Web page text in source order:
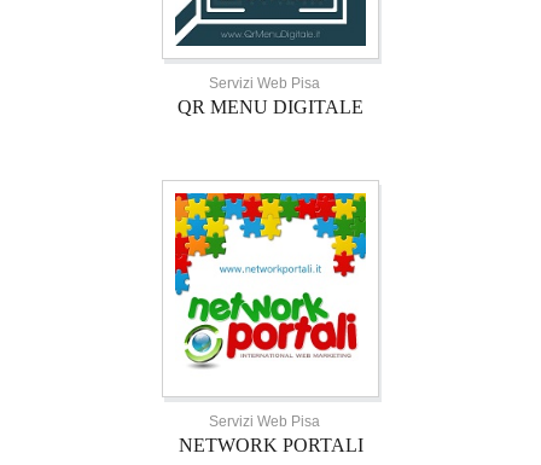
Servizi Web Pisa
QR MENU DIGITALE
Servizi Web Pisa
NETWORK PORTALI